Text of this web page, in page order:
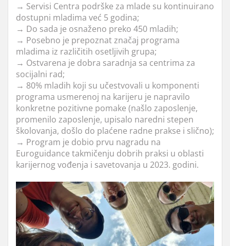
→ Servisi Centra podrške za mlade su kontinuirano
dostupni mladima već 5 godina;
→ Do sada je osnaženo preko 450 mladih;
→ Posebno je prepoznat značaj programa
mladima iz različitih osetljivih grupa;
→ Ostvarena je dobra saradnja sa centrima za
socijalni rad;
→ 80% mladih koji su učestvovali u komponenti
programa usmerenoj na karijeru je napravilo
konkretne pozitivne pomake (našlo zaposlenje,
promenilo zaposlenje, upisalo naredni stepen
školovanja, došlo do plaćene radne prakse i slično);
→ Program je dobio prvu nagradu na
Euroguidance takmičenju dobrih praksi u oblasti
karijernog vođenja i savetovanja u 2023. godini.